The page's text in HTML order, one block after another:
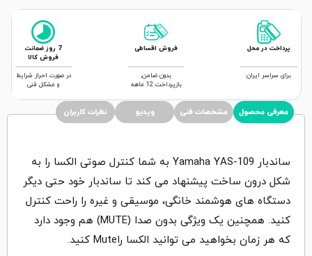
پرداخت در محل
برای سراسر ایران
فروش اقساطی
بدون ضامن,
بازپرداخت 12 ماهه
7 روز ضمانت
فروش کالا
در صورت احراز شرایط
و مشکل فنی
معرفی محصول مشخصات فنی ویدیو نظرات کاربران
ساندبار Yamaha YAS-109 به شما کنترل صوتی الکسا را به
شکل درون ساخت پیشنهاد می کند تا ساندبار خود حتی دیگر
دستگاه های هوشمند خانگی، موسیقی و غیره را راحت کنترل
کنید. همچنین یک ویژگی بدون صدا (MUTE) هم وجود دارد
که هر زمان بخواهید می توانید الکسا راMute کنید.